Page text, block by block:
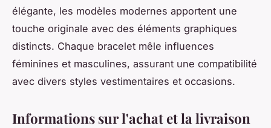
élégante, les modèles modernes apportent une
touche originale avec des éléments graphiques
distincts. Chaque bracelet mêle influences
féminines et masculines, assurant une compatibilité
avec divers styles vestimentaires et occasions.
Informations sur l'achat et la livraison